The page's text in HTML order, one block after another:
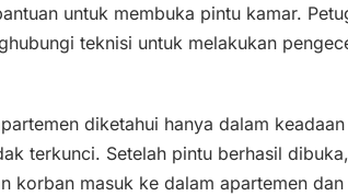
untuk membuka pintu kamar.
teknisi untuk melakukan
diketahui hanya dalam keadaan
terkunci. Setelah pintu berhasil dibuka,
korban masuk ke dalam apartemen dan